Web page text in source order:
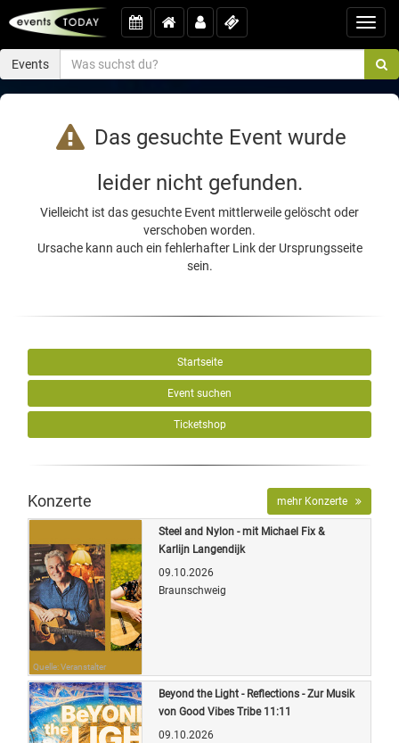
Events
Das gesuchte Event wurde
leider nicht gefunden.
Vielleicht ist das gesuchte Event mittlerweile gelöscht oder
verschoben worden.
Ursache kann auch ein fehlerhafter Link der Ursprungsseite
sein.
Startseite
Event suchen
Ticketshop
Konzerte mehr Konzerte
Quelle: Veranstalter
Steel and Nylon - mit Michael Fix &
Karlijn Langendijk
09.10.2026
Braunschweig
Beyond the Light - Reflections - Zur Musik
von Good Vibes Tribe 11:11
09.10.2026